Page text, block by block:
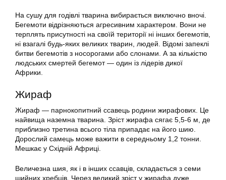
На сушу для годівлі тварина вибирається виключно вночі.
Бегемоти відрізняються агресивним характером. Вони не
терплять присутності на своїй території ні інших бегемотів,
ні взагалі будь-яких великих тварин, людей. Відомі запеклі
битви бегемотів з носорогами або слонами. А за кількістю
людських смертей бегемот — один із лідерів дикої
Африки.
Жираф
Жираф — парнокопитний ссавець родини жирафових. Це
найвища наземна тварина. Зріст жирафа сягає 5,5-6 м, де
приблизно третина всього тіла припадає на його шию.
Дорослий самець може важити в середньому 1,2 тонни.
Мешкає у Східній Африці.
Величезна шия, як і в інших ссавців, складається з семи
шийних хребців. Через великий зріст у жирафа дуже